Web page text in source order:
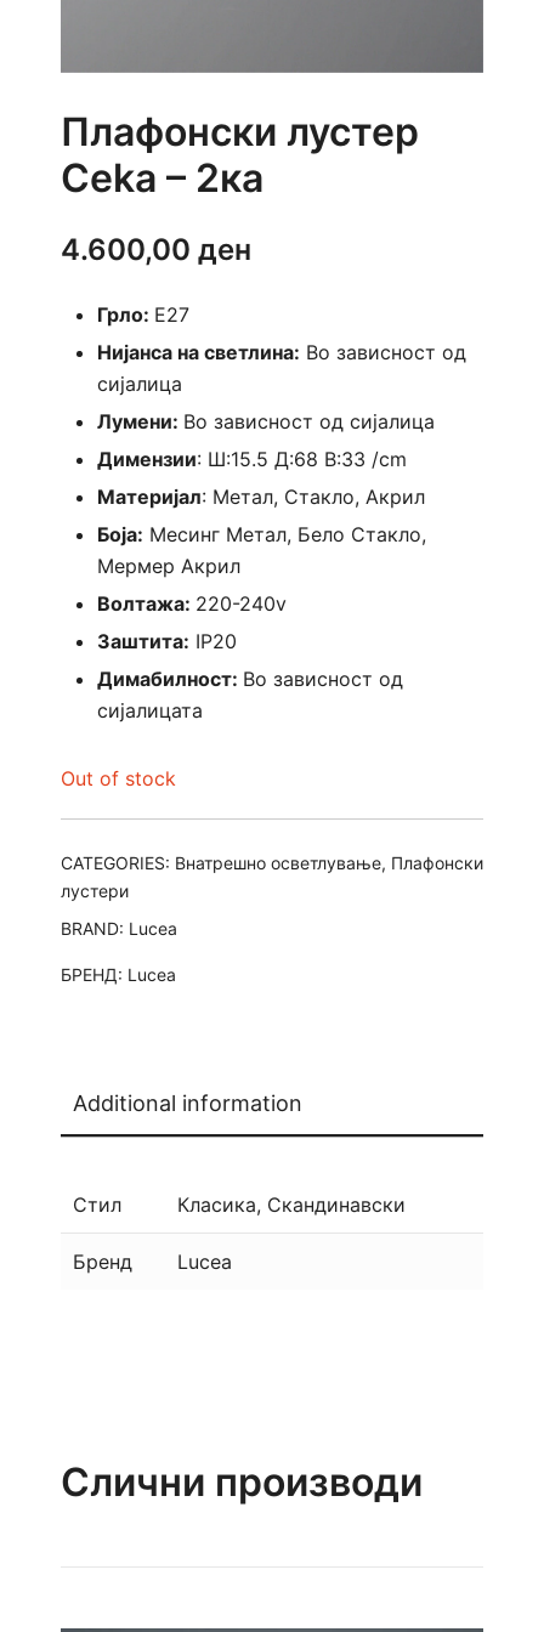
Плафонски лустер
Ceka – 2ка
4.600,00 ден
Грло: E27
Нијанса на светлина: Во зависност од
сијалица
Лумени: Во зависност од сијалица
Димензии: Ш:15.5 Д:68 В:33 /cm
Материјал: Метал, Стакло, Акрил
Боја: Месинг Метал, Бело Стакло,
Мермер Акрил
Волтажа: 220-240v
Заштита: IP20
Димабилност: Во зависност од
сијалицата
Out of stock
CATEGORIES: Внатрешно осветлување, Плафонски
лустери
BRAND: Lucea
БРЕНД: Lucea
Additional information
Стил Класика, Скандинавски
Бренд Lucea
Слични производи